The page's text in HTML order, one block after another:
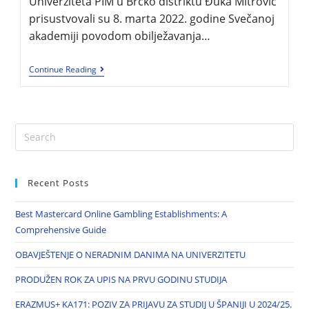
prisustvovali su 8. marta 2022. godine Svečanoj
akademiji povodom obilježavanja…
Continue Reading
Recent Posts
Best Mastercard Online Gambling Establishments: A
Comprehensive Guide
OBAVJEŠTENJE O NERADNIM DANIMA NA UNIVERZITETU
PRODUŽEN ROK ZA UPIS NA PRVU GODINU STUDIJA
ERAZMUS+ KA171: POZIV ZA PRIJAVU ZA STUDIJ U ŠPANIJI U 2024/25.